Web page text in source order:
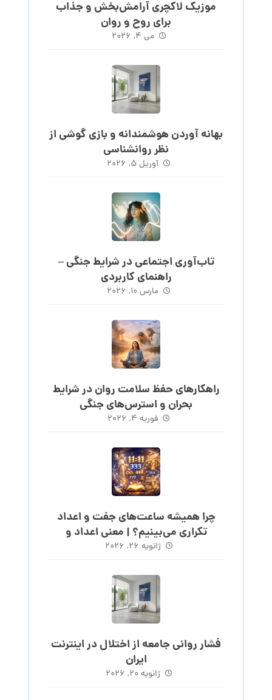
موزیک لاکچری آرامش‌بخش‌ و جذاب‌
برای روح و روان
می ۴, ۲۰۲۶
بهانه آوردن هوشمندانه و بازی گوشی از
نظر روانشناسی
آوریل ۵, ۲۰۲۶
تاب‌آوری اجتماعی در شرایط جنگی –
راهنمای کاربردی
مارس ۱۰, ۲۰۲۶
راهکارهای حفظ سلامت روان در شرایط
بحران و استرس‌های جنگی
فوریه ۴, ۲۰۲۶
چرا همیشه ساعت‌های جفت و اعداد
تکراری می‌بینیم؟ | معنی اعداد و
ساعت‌های روند
ژانویه ۲۶, ۲۰۲۶
فشار روانی جامعه از اختلال در اینترنت
ایران
ژانویه ۲۰, ۲۰۲۶